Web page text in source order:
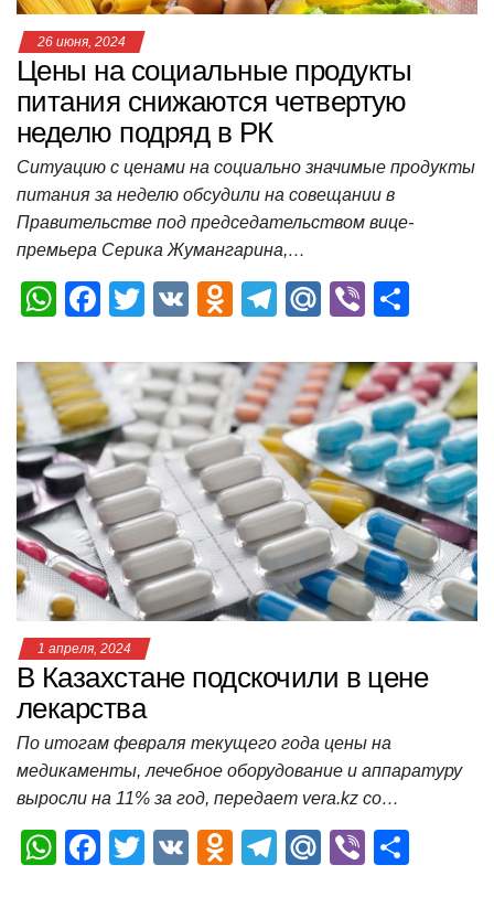
26 июня, 2024
Цены на социальные продукты
питания снижаются четвертую
неделю подряд в РК
Ситуацию с ценами на социально значимые продукты
питания за неделю обсудили на совещании в
Правительстве под председательством вице-
премьера Серика Жумангарина,…
W
at
s
A
p
p
F
c
e
b
o
o
k
T
tt
er
V
O
n
o
kl
a
ss
ni
ki
T
e
gr
a
m
M
.R
u
Vi
er п
р
а
в
и
т
ь
1 апреля, 2024
В Казахстане подскочили в цене
лекарства
По итогам февраля текущего года цены на
медикаменты, лечебное оборудование и аппаратуру
выросли на 11% за год, передает vera.kz со…
W
F
T
V
O
T
M
Vi